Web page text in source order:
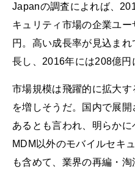
Japanの調査によれば、
キュリティ市場の企業ユ
円。高い成長率が見込ま
長し、2016年には208億円
市場規模は飛躍的に拡大
を増しそうだ。国内で展
あるとも言われ、明らかに
MDM以外のモバイルセキ
も含めて、業界の再編・